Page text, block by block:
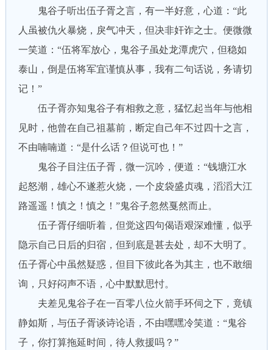
鬼谷子听出伍子胥之言，有一半好意，心道：“此
人虽被仇火暴烧，戾气冲天，但决非奸诈之士。便微微
一笑道：“伍将军放心，鬼谷子虽处龙潭虎穴，但稳如
泰山，倒是伍将军宜谨慎从事，我有二句话说，务请切
记！”
伍子胥亦知鬼谷子有相救之意，猛忆起当年与他相
见时，他曾在自己祖墓前，断定自己年不过四十之言，
不由喃喃道：“是什么话？但说可也！”
鬼谷子目注伍子胥，微一沉吟，便道：“钱塘江水
起怒潮，雄心不遂惹火烧，一个皮袋盛贞魂，滔滔大江
路遥遥！慎之！慎之！”鬼谷子忽然戛然而止。
伍子胥仔细听着，但觉这四句偈语艰深难懂，似乎
隐示自己日后的归宿，但到底是甚去处，却不大明了。
伍子胥心中虽然疑惑，但目下彼此各为其主，也不敢细
询，只好闷声不语，心中默默思忖。
夫差见鬼谷子在一百零八位火箭手环伺之下，竟镇
静如斯，与伍子胥谈诗论语，不由嘿嘿冷笑道：“鬼谷
子，你打算拖延时间，待人救援吗？”